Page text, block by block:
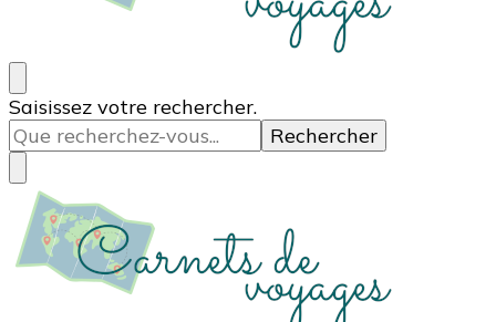
Carnets de voyages
Blog voyage à la découverte du monde, des idées
voyages, des conseils et avis sur les hôtelss
Vous
recherchiez
quelque
chose ?
Saisissez votre rechercher.